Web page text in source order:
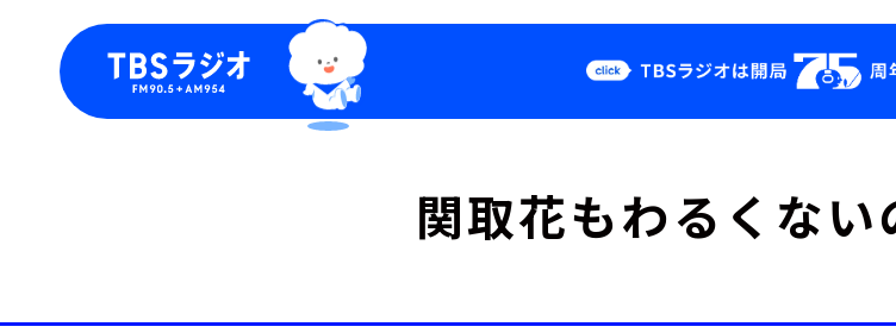
TBS
Podcast
ズ
YouTube
関取花もわるくない